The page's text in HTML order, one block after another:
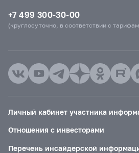
+7 499 300-30-00
(круглосуточно, в соответствии с
Личный кабинет участника
Отношения с инвесторами
Перечень инсайдерской